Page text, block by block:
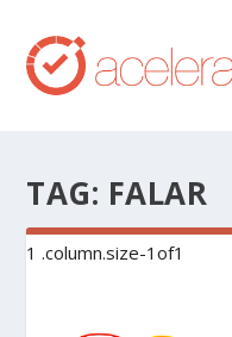
TAG: FALAR